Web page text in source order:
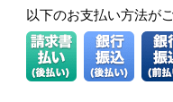
以下のお支払い方法が